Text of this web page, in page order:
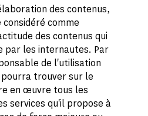
des contenus,
comme
des contenus qui
par les internautes. Par
de l'utilisation
trouver sur le
en œuvre tous les
services qu'il propose à